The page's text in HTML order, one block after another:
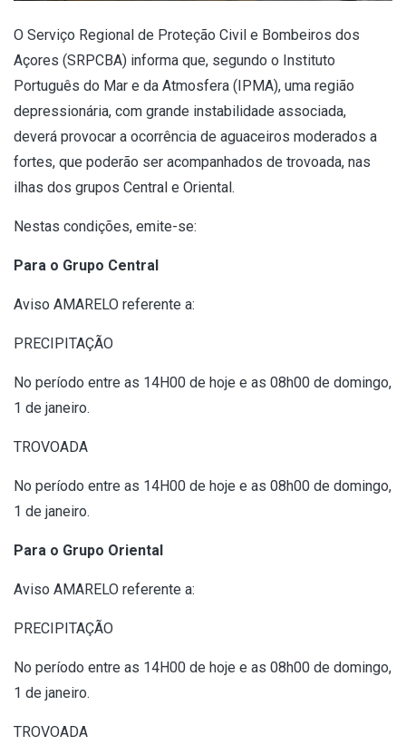
O Serviço Regional de Proteção Civil e Bombeiros dos
Açores (SRPCBA) informa que, segundo o Instituto
Português do Mar e da Atmosfera (IPMA), uma região
depressionária, com grande instabilidade associada,
deverá provocar a ocorrência de aguaceiros moderados a
fortes, que poderão ser acompanhados de trovoada, nas
ilhas dos grupos Central e Oriental.
Nestas condições, emite-se:
Para o Grupo Central
Aviso AMARELO referente a:
PRECIPITAÇÃO
No período entre as 14H00 de hoje e as 08h00 de domingo,
1 de janeiro.
TROVOADA
No período entre as 14H00 de hoje e as 08h00 de domingo,
1 de janeiro.
Para o Grupo Oriental
Aviso AMARELO referente a:
PRECIPITAÇÃO
No período entre as 14H00 de hoje e as 08h00 de domingo,
1 de janeiro.
TROVOADA